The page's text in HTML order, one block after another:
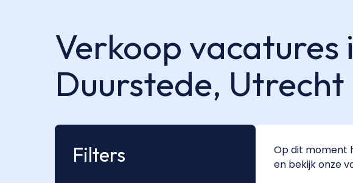
Verkoop vacatures
Duurstede, Utrecht
Filters
Op dit moment
en bekijk onze